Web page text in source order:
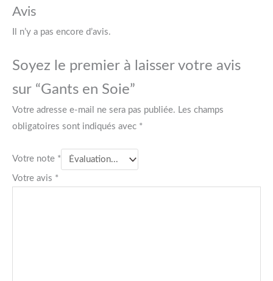
Avis
Il n’y a pas encore d’avis.
Soyez le premier à laisser votre avis
sur “Gants en Soie”
Votre adresse e-mail ne sera pas publiée. Les champs
obligatoires sont indiqués avec *
Votre note *
Votre avis *